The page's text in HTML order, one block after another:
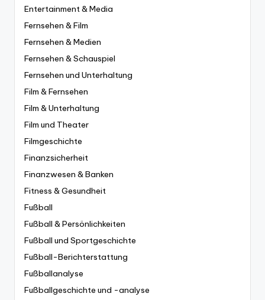
Entertainment & Media
Fernsehen & Film
Fernsehen & Medien
Fernsehen & Schauspiel
Fernsehen und Unterhaltung
Film & Fernsehen
Film & Unterhaltung
Film und Theater
Filmgeschichte
Finanzsicherheit
Finanzwesen & Banken
Fitness & Gesundheit
Fußball
Fußball & Persönlichkeiten
Fußball und Sportgeschichte
Fußball-Berichterstattung
Fußballanalyse
Fußballgeschichte und -analyse